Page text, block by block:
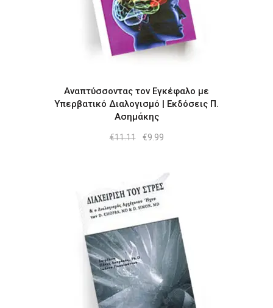
Αναπτύσσοντας τον Εγκέφαλο με
Υπερβατικό Διαλογισμό | Εκδόσεις Π.
Ασημάκης
€11.11
Original
€9.99Η